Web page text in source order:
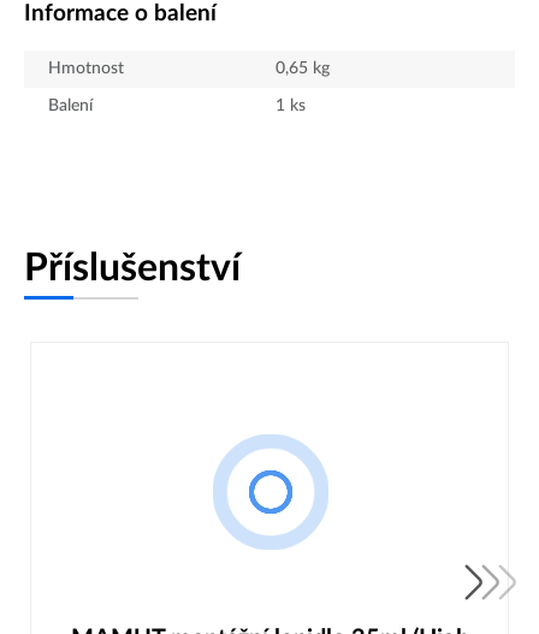
Informace o balení
Hmotnost 0,65 kg
Balení 1 ks
Příslušenství